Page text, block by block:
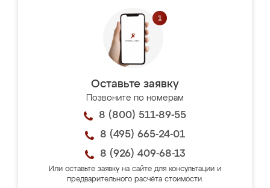
Оставьте заявку
Позвоните по номерам
8 (800) 511-89-55
8 (495) 665-24-01
8 (926) 409-68-13
Или оставьте заявку на сайте для консультации и
предварительного расчёта стоимости.